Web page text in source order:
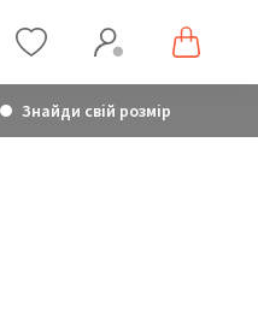
Знайди свій розмір